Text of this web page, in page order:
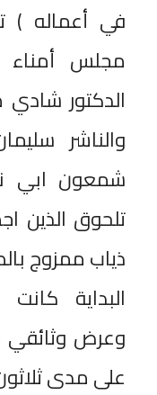
في أعماله )
مجلس
الدكتور
والناشر
شمعون ابي
تلحوق الذين
ذياب ممزوج
البداية كانت
وعرض وثائقي
على مدى